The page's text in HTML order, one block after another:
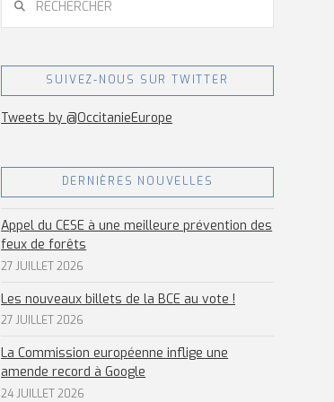
SUIVEZ-NOUS SUR TWITTER
Tweets by @OccitanieEurope
DERNIÈRES NOUVELLES
Appel du CESE à une meilleure prévention des
feux de forêts
27 JUILLET 2026
Les nouveaux billets de la BCE au vote !
27 JUILLET 2026
La Commission européenne inflige une
amende record à Google
24 JUILLET 2026